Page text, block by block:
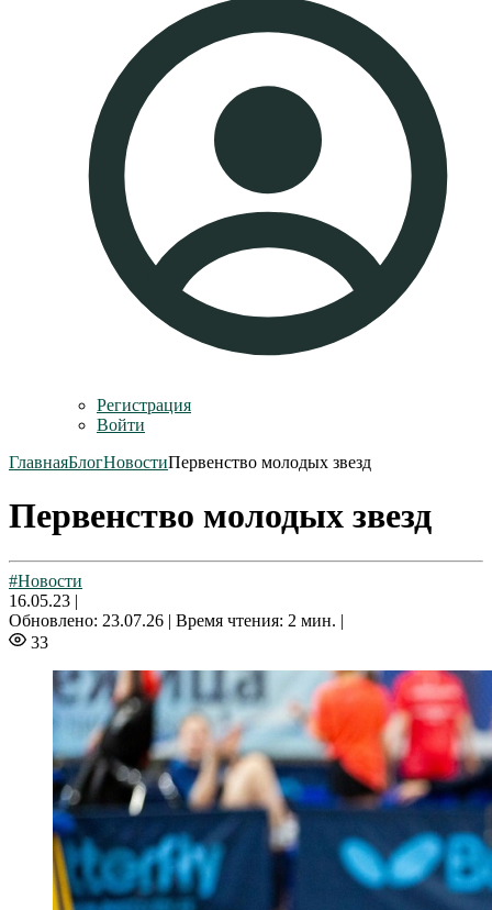
Регистрация
Войти
ГлавнаяБлогНовостиПервенство молодых звезд
Первенство молодых звезд
#Новости
16.05.23 |
Обновлено: 23.07.26 | Время чтения: 2 мин. |
33